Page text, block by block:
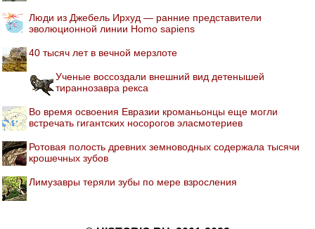
Люди из Джебель Ирхуд — ранние представители
эволюционной линии Homo sapiens
40 тысяч лет в вечной мерзлоте
Ученые воссоздали внешний вид детенышей
тираннозавра рекса
Во время освоения Евразии кроманьонцы еще могли
встречать гигантских носорогов эласмотериев
Ротовая полость древних земноводных содержала тысячи
крошечных зубов
Лимузавры теряли зубы по мере взросления